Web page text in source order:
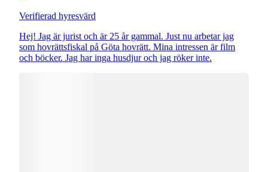
Verifierad hyresvärd
Hej! Jag är jurist och är 25 år gammal. Just nu arbetar jag
som hovrättsfiskal på Göta hovrätt. Mina intressen är film
och böcker. Jag har inga husdjur och jag röker inte.